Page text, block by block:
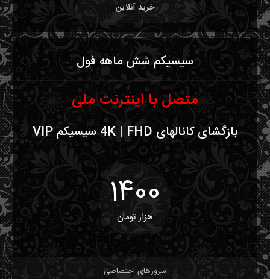
خرید آنلاین
سیسیکم شش ماهه فول
متصل با اینترنت ملی
بازگشای کانالهای 4K | FHD سیسیکم VIP
1400
هزار تومان
سرورهای اختصاصی